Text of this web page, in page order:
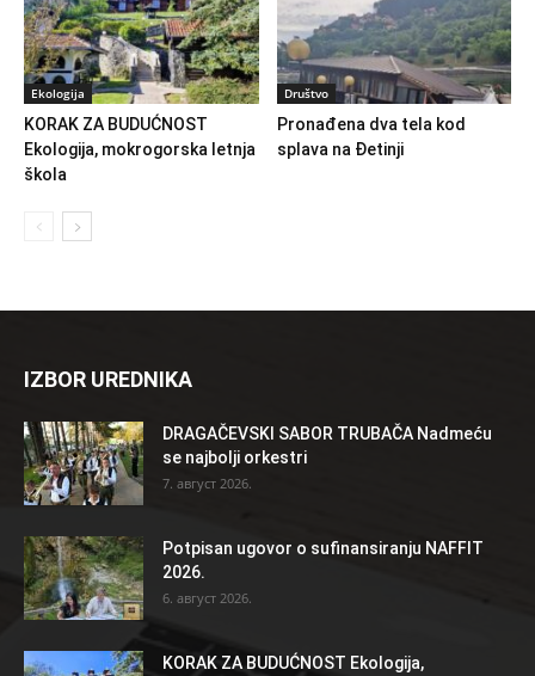
Ekologija
KORAK ZA BUDUĆNOST
Ekologija, mokrogorska letnja
škola
Društvo
Pronađena dva tela kod
splava na Đetinji
IZBOR UREDNIKA
DRAGAČEVSKI SABOR TRUBAČA Nadmeću
se najbolji orkestri
7. август 2026.
Potpisan ugovor o sufinansiranju NAFFIT
2026.
6. август 2026.
KORAK ZA BUDUĆNOST Ekologija,